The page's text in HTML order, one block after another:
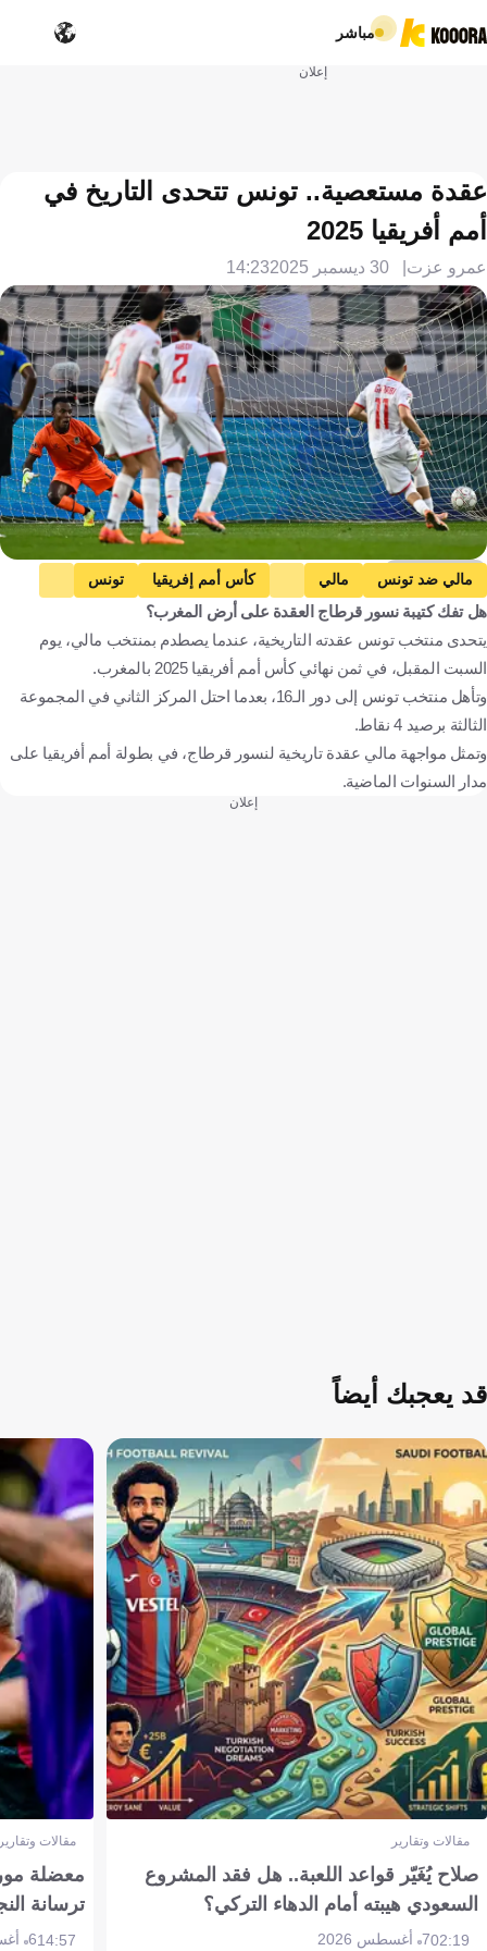
مباشر
إعلان
عقدة مستعصية.. تونس تتحدى التاريخ في
أمم أفريقيا 2025
عمرو عزت 30 ديسمبر 2025 14:23
Getty Images
مالي ضد تونس مالي كأس أمم إفريقيا
تونس
مالي
المغرب تونس كرة قدم
هل تفك كتيبة نسور قرطاج العقدة على أرض المغرب؟
يتحدى منتخب تونس عقدته التاريخية، عندما يصطدم بمنتخب مالي، يوم
السبت المقبل، في ثمن نهائي كأس أمم أفريقيا 2025 بالمغرب.
وتأهل منتخب تونس إلى دور الـ16، بعدما احتل المركز الثاني في المجموعة
الثالثة برصيد 4 نقاط.
وتمثل مواجهة مالي عقدة تاريخية لنسور قرطاج، في بطولة أمم أفريقيا على
مدار السنوات الماضية.
إعلان
قد يعجبك أيضاً
مقالات وتقارير
صلاح يُغَيّر قواعد اللعبة.. هل فقد المشروع
السعودي هيبته أمام الدهاء التركي؟
02:197 أغسطس 2026
مقالات
معضلة
ترسانة
14:576 أغسطس 2026